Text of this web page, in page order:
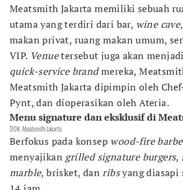
Meatsmith Jakarta memiliki sebuah
utama yang terdiri dari bar, wine cave
makan privat, ruang makan umum,
VIP. Venuetersebut juga akan
quick-service brandmereka,
Meatsmith Jakarta dipimpin oleh
Pynt, dan dioperasikan oleh Ateria.
Menu signature dan eksklusif di
DOK. Meatsmith Jakarta
Berfokus pada konsep wood-fire
menyajikan grilled signature burgers,
marble, brisket, danribsyang diasapi